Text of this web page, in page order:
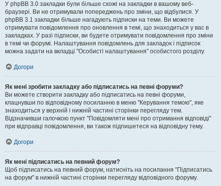
У phpBB 3.0 закладки були більше схожі на закладки в вашому веб-
браузері. Ви не отримували попереджень про зміни, що відбулися. У
phpBB 3.1 закладки більше нагадують підписки на теми. Ви можете
отримувати повідомлення про оновлення в темі, що знаходиться у вас в
закладках. У разі підписки, ви будете отримувати повідомлення про зміни
в темі чи форумі. Налаштування повідомлень для закладок і підписок
можна задати на вкладці "Особисті налаштування" особистого розділу.
Догори
Як мені зробити закладку або підписатись на певні форуми?
Ви можете створити закладку або підписатись на певні форуми,
клацнувши по відповідному посиланню в меню "Керування темою", яке
знаходиться у верхній і нижній частині сторінки перегляду тем.
Відзначивши галочкою пункт "Повідомляти мені про отримання відповіді"
при відправці повідомлення, ви також підпишетеся на відповідну тему.
Догори
Як мені підписатись на певний форум?
Щоб підписатись на певний форум, натисніть на посилання "Підписатись
на форум" в нижній частині сторінки перегляду відповідного форуму.